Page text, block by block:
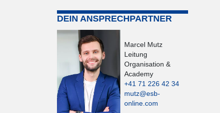
DEIN ANSPRECHPARTNER
Marcel Mutz
Leitung
Organisation &
Academy
+41 71 226 42 34
mutz@esb-
online.com